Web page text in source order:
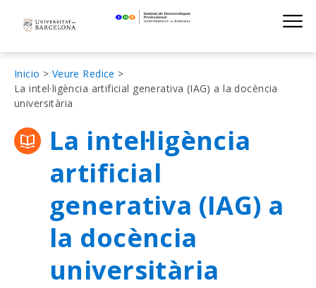
navigation
Institut de
Sobrescribir
enlaces
de
ayuda
navegación
Inicio
Veure Redice
La intel·ligència artificial generativa (IAG) a la docència
universitària
La intel·ligència
artificial
generativa (IAG) a
la docència
universitària